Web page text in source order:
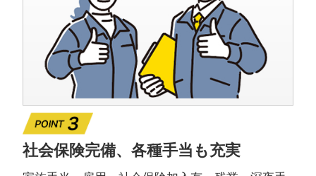
社会保険完備、各種手当も充実